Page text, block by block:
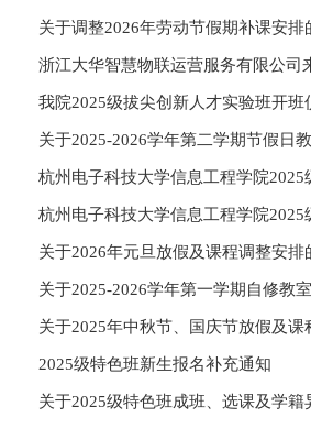
关于调整2026年劳动节假期补课安排
浙江大华智慧物联运营服务有限公司
我院2025级拔尖创新人才实验班开班
关于2025-2026学年第二学期节假日
杭州电子科技大学信息工程学院
杭州电子科技大学信息工程学院
关于2026年元旦放假及课程调整安排
关于2025-2026学年第一学期自修教
关于2025年中秋节、国庆节放假及课
2025级特色班新生报名补充通知
关于2025级特色班成班、选课及学籍